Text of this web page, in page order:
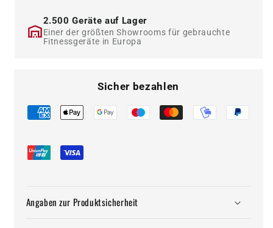
2.500 Geräte auf Lager
Einer der größten Showrooms für gebrauchte
Fitnessgeräte in Europa
Sicher bezahlen
Angaben zur Produktsicherheit